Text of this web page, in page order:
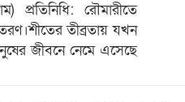
প্রতিনিধি: রৌমারীতে
তীব্রতায় যখন
জীবনে নেমে এসেছে